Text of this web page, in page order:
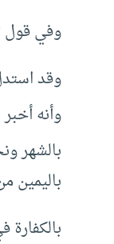
وفي قول
وقد
وأنه أخبر
بالشهر
باليمين